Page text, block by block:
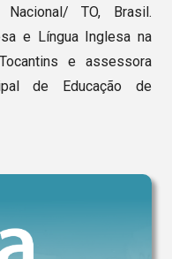
TO, Brasil.
e Língua Inglesa na
e assessora
de Educação de